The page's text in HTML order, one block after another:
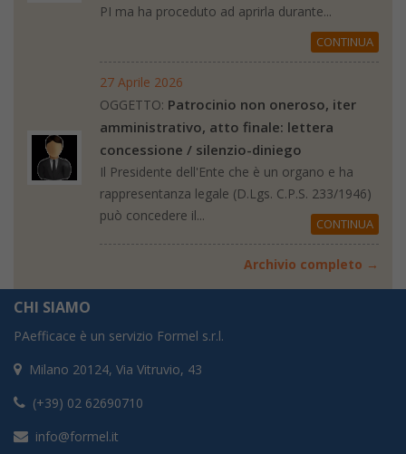
PI ma ha proceduto ad aprirla durante...
CONTINUA
27 Aprile 2026
OGGETTO: Patrocinio non oneroso, iter
amministrativo, atto finale: lettera
concessione / silenzio-diniego
Il Presidente dell'Ente che è un organo e ha
rappresentanza legale (D.Lgs. C.P.S. 233/1946)
può concedere il...
CONTINUA
Archivio completo →
CHI SIAMO
PAefficace è un servizio Formel s.r.l.
Milano 20124, Via Vitruvio, 43
(+39) 02 62690710
info@formel.it